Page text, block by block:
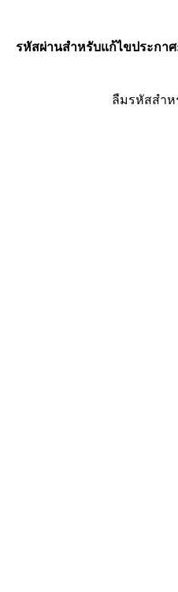
รหัสผ่านสำหรับแก้ไขประกาศ
ลืมรหัสสำ